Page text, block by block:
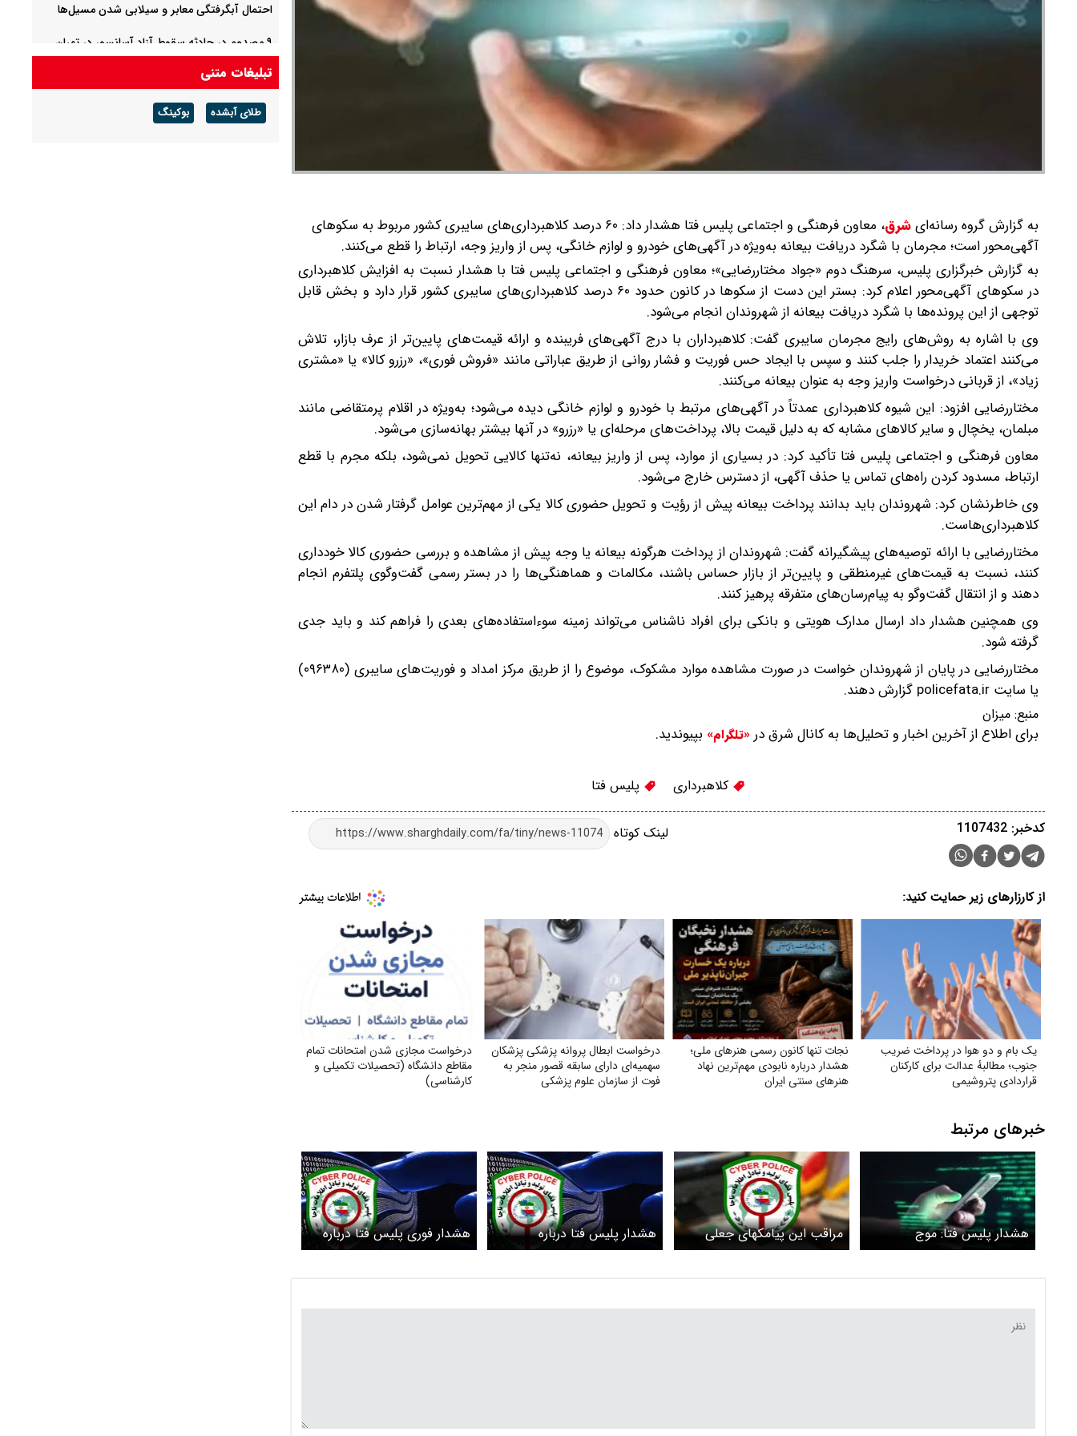
به گزارش گروه رسانه‌ایشرق،
معاون فرهنگی و اجتماعی پلیس فتا هشدار داد: ۶۰ درصد کلاهبرداری‌های سایبری کشور مربوط به سکو‌های
آگهی‌محور است؛ مجرمان با شگرد دریافت بیعانه به‌ویژه در آگهی‌های خودرو و لوازم خانگی، پس از واریز وجه، ارتباط را قطع می‌کنند.
به گزارش خبرگزاری پلیس، سرهنگ دوم «جواد مختاررضایی»؛ معاون فرهنگی و اجتماعی پلیس فتا با هشدار نسبت به افزایش کلاهبرداری
در سکو‌های آگهی‌محور اعلام کرد: بستر این دست از سکوها در کانون حدود ۶۰ درصد کلاهبرداری‌های سایبری کشور قرار دارد و بخش قابل
توجهی از این پرونده‌ها با شگرد دریافت بیعانه از شهروندان انجام می‌شود.
وی با اشاره به روش‌های رایج مجرمان سایبری گفت: کلاهبرداران با درج آگهی‌های فریبنده و ارائه قیمت‌های پایین‌تر از عرف بازار، تلاش
می‌کنند اعتماد خریدار را جلب کنند و سپس با ایجاد حس فوریت و فشار روانی از طریق عباراتی مانند «فروش فوری»، «رزرو کالا» یا «مشتری
زیاد»، از قربانی درخواست واریز وجه به عنوان بیعانه می‌کنند.
مختاررضایی افزود: این شیوه کلاهبرداری عمدتاً در آگهی‌های مرتبط با خودرو و لوازم خانگی دیده می‌شود؛ به‌ویژه در اقلام پرمتقاضی مانند
مبلمان، یخچال و سایر کالا‌های مشابه که به دلیل قیمت بالا، پرداخت‌های مرحله‌ای یا «رزرو» در آنها بیشتر بهانه‌سازی می‌شود.
معاون فرهنگی و اجتماعی پلیس فتا تأکید کرد: در بسیاری از موارد، پس از واریز بیعانه، نه‌تنها کالایی تحویل نمی‌شود، بلکه مجرم با قطع
ارتباط، مسدود کردن راه‌های تماس یا حذف آگهی، از دسترس خارج می‌شود.
وی خاطرنشان کرد: شهروندان باید بدانند پرداخت بیعانه پیش از رؤیت و تحویل حضوری کالا یکی از مهم‌ترین عوامل گرفتار شدن در دام این
کلاهبرداری‌هاست.
مختاررضایی با ارائه توصیه‌های پیشگیرانه گفت: شهروندان از پرداخت هرگونه بیعانه یا وجه پیش از مشاهده و بررسی حضوری کالا خودداری
کنند، نسبت به قیمت‌های غیرمنطقی و پایین‌تر از بازار حساس باشند، مکالمات و هماهنگی‌ها را در بستر رسمی گفت‌وگوی پلتفرم انجام
دهند و از انتقال گفت‌و‌گو به پیام‌رسان‌های متفرقه پرهیز کنند.
وی همچنین هشدار داد ارسال مدارک هویتی و بانکی برای افراد ناشناس می‌تواند زمینه سوءاستفاده‌های بعدی را فراهم کند و باید جدی
گرفته شود.
مختاررضایی در پایان از شهروندان خواست در صورت مشاهده موارد مشکوک، موضوع را از طریق مرکز امداد و فوریت‌های سایبری (۰۹۶۳۸۰)
یا سایت policefata.ir گزارش دهند.
منبع: میزان
برای اطلاع از آخرین اخبار و تحلیل‌ها به کانال شرق در «تلگرام» بپیوندید.
کلاهبرداری پلیس فتا
لینک کوتاه کدخبر: 1107432
از کارزارهای زیر حمایت کنید:
یک بام و دو هوا در پرداخت ضریب
جنوب؛ مطالبهٔ عدالت برای کارکنان
قراردادی پتروشیمی
نجات تنها کانون رسمی هنرهای ملی؛
هشدار درباره نابودی مهم‌ترین نهاد
هنرهای سنتی ایران
درخواست ابطال پروانه پزشکی پزشکان
سهمیه‌ای دارای سابقه قصور منجر به
فوت از سازمان علوم پزشکی
درخواست مجازی شدن امتحانات تمام
مقاطع دانشگاه (تحصیلات تکمیلی و
کارشناسی)
خبرهای مرتبط
هشدار پلیس فتا: موج
کلاهبرداری با آگهی‌های ارزان
مراقب این پیامکهای جعلی
باشید: «ابلاغ قضایی»، «ثبت
هشدار پلیس فتا درباره
شگردهای جدید کلاهبرداری در
هشدار فوری پلیس فتا درباره
کلاهبرداری با وعده جایزه و وام
احتمال آبگرفتگی معابر و سیلابی شدن مسیل‌ها
۹ مصدوم در حادثه سقوط آزاد آسانسور در تهران
ابلاغ پذیرش دانشجو به شیوه استادمحور
تبلیغات متنی
طلای آبشده بوکینگ